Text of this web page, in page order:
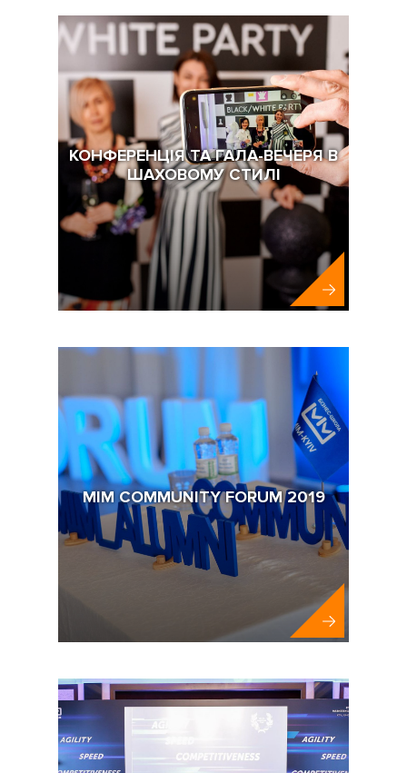
КОНФЕРЕНЦІЯ ТА ГАЛА-ВЕЧЕРЯ В
ШАХОВОМУ СТИЛІ
MIM COMMUNITY FORUM 2019